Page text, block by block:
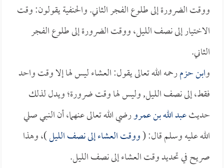
ووقت الضرورة إلى طلوع الفجر الثاني. والحنفية يقولون: وقت
الاختيار إلى نصف الليل، ووقت الضرورة إلى طلوع الفجر
الثاني.
وابن حزمرحمه الله تعالى يقول: العشاء ليس لها إلا وقت واحد
فقط، إلى نصف الليل, وليس لها وقت ضرورة؛ ويدل لذلك
حديثعبد الله بن عمرورضي الله تعالى عنهما، أن النبي صلي
الله عليه وسلم قال: (ووقت العشاء إلى نصف الليل)، وهذا
صريح في تحديد وقت العشاء إلى نصف الليل.